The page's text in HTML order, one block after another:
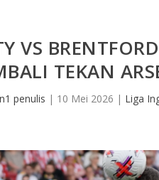
VS
TEKAN
penulis | 10 Mei 2026 | Liga